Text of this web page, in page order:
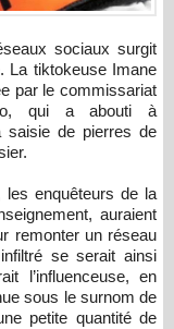
La tiktokeuse Imane
par le commissariat
qui a abouti à
saisie de pierres de
les enquêteurs de la
auraient
remonter un réseau
se serait ainsi
l’influenceuse, en
sous le surnom de
petite quantité de